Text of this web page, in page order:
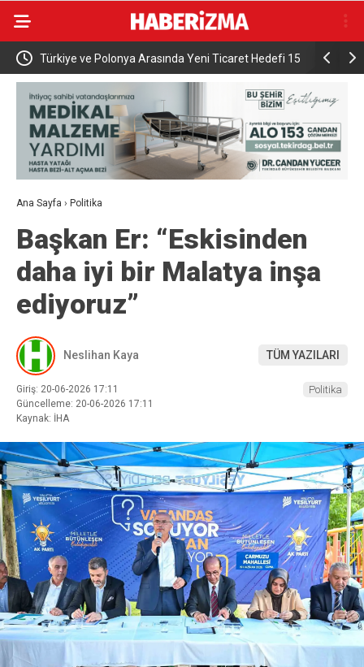
hak Türkiye ve Polonya Arasında Yeni Ticaret Hedefi 15
Milyar Dolar
İnegöl’de Soğan
Pazarda
Ana Sayfa › Politika
Başkan Er: “Eskisinden
daha iyi bir Malatya inşa
ediyoruz”
Neslihan Kaya TÜM YAZILARI
Giriş: 20-06-2026 17:11
Güncelleme: 20-06-2026 17:11
Kaynak: İHA
Politika